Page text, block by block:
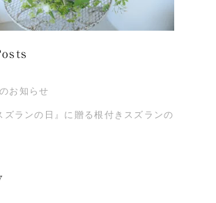
お知らせ
ズランの日』に贈る根付きスズランの